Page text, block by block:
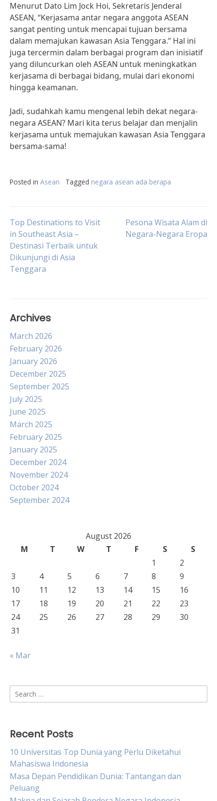
Menurut Dato Lim Jock Hoi, Sekretaris Jenderal
ASEAN, “Kerjasama antar negara anggota ASEAN
sangat penting untuk mencapai tujuan bersama
dalam memajukan kawasan Asia Tenggara.” Hal ini
juga tercermin dalam berbagai program dan inisiatif
yang diluncurkan oleh ASEAN untuk meningkatkan
kerjasama di berbagai bidang, mulai dari ekonomi
hingga keamanan.
Jadi, sudahkah kamu mengenal lebih dekat negara-
negara ASEAN? Mari kita terus belajar dan menjalin
kerjasama untuk memajukan kawasan Asia Tenggara
bersama-sama!
Posted in Asean Tagged negara asean ada berapa
Post
navigation
Top Destinations to Visit
in Southeast Asia –
Destinasi Terbaik untuk
Dikunjungi di Asia
Tenggara
Pesona Wisata Alam di
Negara-Negara Eropa
Archives
March 2026
February 2026
January 2026
December 2025
September 2025
July 2025
June 2025
March 2025
February 2025
January 2025
December 2024
November 2024
October 2024
September 2024
August 2026
M
T W T F S
S
1
2
3
4 5 6 7 8
9
10
11 12 13 14 15
16
17
18 19 20 21 22
23
24
25 26 27 28 29
30
31
« Mar
Search
for:
Recent Posts
10 Universitas Top Dunia yang Perlu Diketahui
Mahasiswa Indonesia
Masa Depan Pendidikan Dunia: Tantangan dan
Peluang